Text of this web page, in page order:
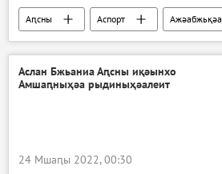
Аԥсны Аспорт Ажәабжьқәа
Аслан Бжьаниа Аԥсны иқәынхо
Амшаԥныҳәа рыдиныҳәалеит
24 Мшаԥы 2022, 00:30